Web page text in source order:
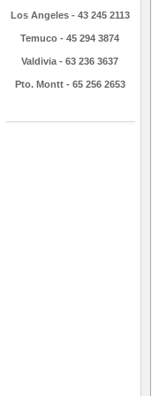
Los Angeles - 43 245 2113
Temuco - 45 294 3874
Valdivia - 63 236 3637
Pto. Montt - 65 256 2653